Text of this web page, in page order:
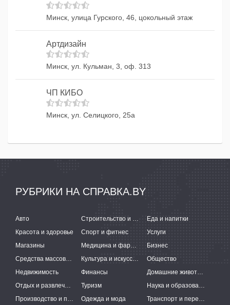
Минск, улица Гурского, 46, цокольный этаж
Артдизайн
Минск, ул. Кульман, 3, оф. 313
ЧП КИБО
Минск, ул. Селицкого, 25а
РУБРИКИ НА СПРАВКА.BY
Авто Строительство и ремонт
Еда и напитки
Красота и здоровье
Спорт и фитнес
Услуги
Магазины
Медицина и фармацевтика
Бизнес
Средства массовой информации
Культура и искусство
Общество
Недвижимость
Финансы
Домашние животные
Отдых и развлечения
Туризм
Наука и образование
Производство и поставки
Одежда и мода Транспорт и перевозки